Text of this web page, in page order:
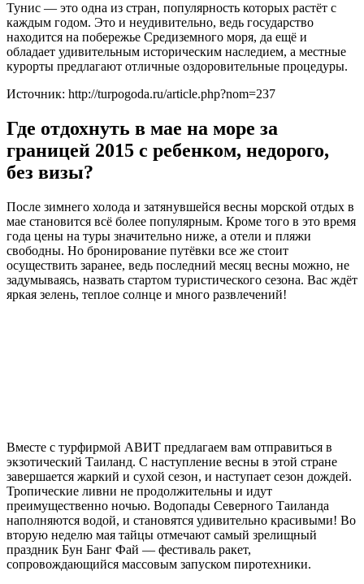
Тунис — это одна из стран, популярность которых растёт с
каждым годом. Это и неудивительно, ведь государство
находится на побережье Средиземного моря, да ещё и
обладает удивительным историческим наследием, а местные
курорты предлагают отличные оздоровительные процедуры.
Источник: http://turpogoda.ru/article.php?nom=237
Где отдохнуть в мае на море за
границей 2015 с ребенком, недорого,
без визы?
После зимнего холода и затянувшейся весны морской отдых в
мае становится всё более популярным. Кроме того в это время
года цены на туры значительно ниже, а отели и пляжи
свободны. Но бронирование путёвки все же стоит
осуществить заранее, ведь последний месяц весны можно, не
задумываясь, назвать стартом туристического сезона. Вас ждёт
яркая зелень, теплое солнце и много развлечений!
Вместе с турфирмой АВИТ предлагаем вам отправиться в
экзотический Таиланд. С наступление весны в этой стране
завершается жаркий и сухой сезон, и наступает сезон дождей.
Тропические ливни не продолжительны и идут
преимущественно ночью. Водопады Северного Таиланда
наполняются водой, и становятся удивительно красивыми! Во
вторую неделю мая тайцы отмечают самый зрелищный
праздник Бун Банг Фай — фестиваль ракет,
сопровождающийся массовым запуском пиротехники.